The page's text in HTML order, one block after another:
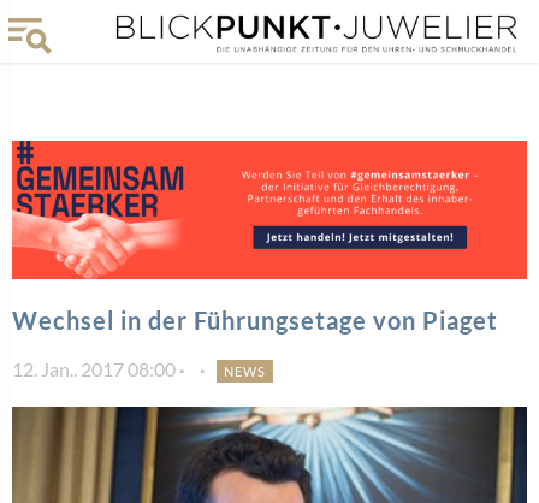
Wechsel in der Führungsetage von Piaget
12. Jan.. 2017 08:00 NEWS